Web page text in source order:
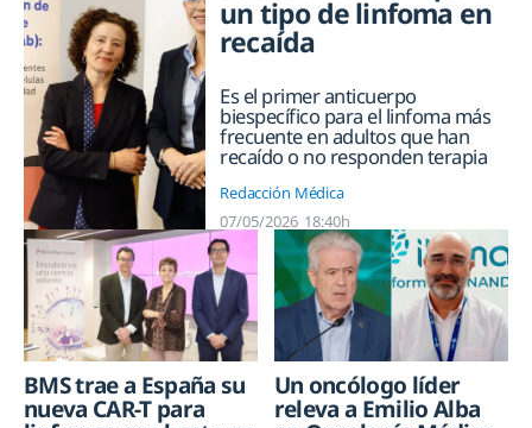
un tipo de linfoma en
recaída
Es el primer anticuerpo
biespecífico para el linfoma más
frecuente en adultos que han
recaído o no responden terapia
Redacción Médica
07/05/2026 18:40h
BMS trae a España su
nueva CAR-T para
Un oncólogo líder
releva a Emilio Alba